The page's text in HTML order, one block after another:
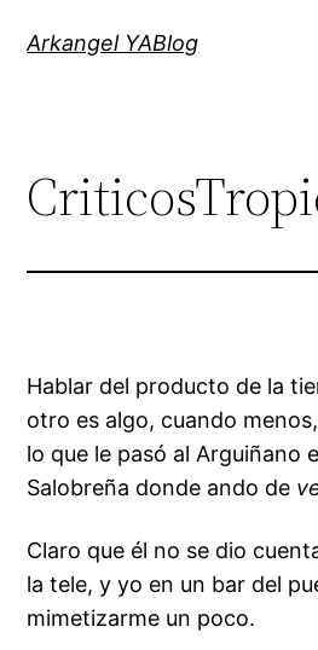
Arkangel YABlog
Hablar del producto de la
otro es algo, cuando
lo que le pasó al Arguiñano
Salobreña donde ando de
Claro que él no se dio
la tele, y yo en un bar del
mimetizarme un poco.